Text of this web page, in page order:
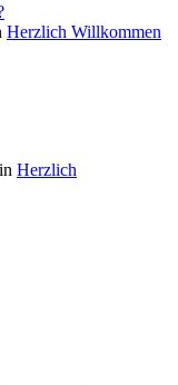
Herzlich Willkommen
Herzlich